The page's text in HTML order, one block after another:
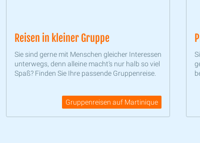
Reisen in kleiner Gruppe
Sie sind gerne mit Menschen gleicher Interessen
unterwegs, denn alleine macht's nur halb so viel
Spaß? Finden Sie Ihre passende Gruppenreise.
Gruppenreisen auf Martinique